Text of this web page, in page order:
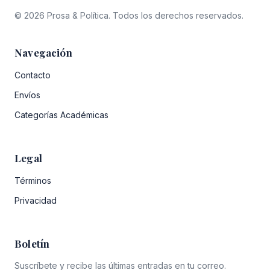
© 2026 Prosa & Política. Todos los derechos reservados.
Navegación
Contacto
Envíos
Categorías Académicas
Legal
Términos
Privacidad
Boletín
Suscríbete y recibe las últimas entradas en tu correo.